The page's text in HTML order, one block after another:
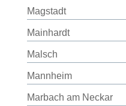
Magstadt
Mainhardt
Malsch
Mannheim
Marbach am Neckar